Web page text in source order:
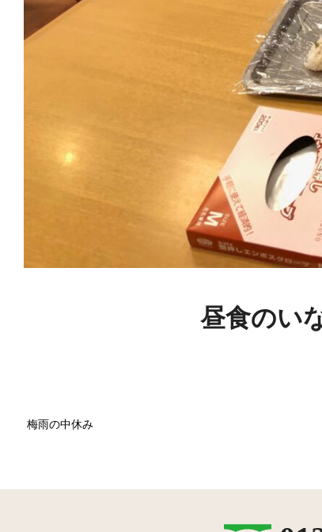
昼食のい
梅雨の中休み